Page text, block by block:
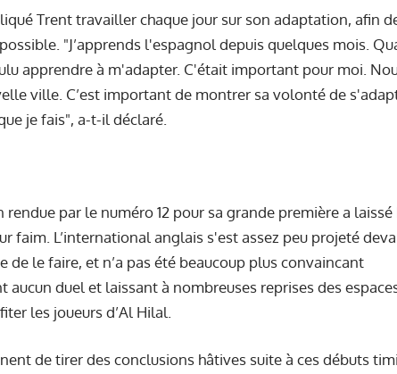
Trent travailler chaque jour sur son adaptation, afin
"J’apprends l'espagnol depuis quelques mois.
apprendre à m'adapter. C'était important pour moi.
ville. C’est important de montrer sa volonté de
je fais", a-t-il déclaré.
rendue par le numéro 12 pour sa grande première a laissé
faim. L’international anglais s'est assez peu projeté
de le faire, et n’a pas été beaucoup plus convaincant
duel et laissant à nombreuses reprises des
les joueurs d’Al Hilal.
de tirer des conclusions hâtives suite à ces débuts